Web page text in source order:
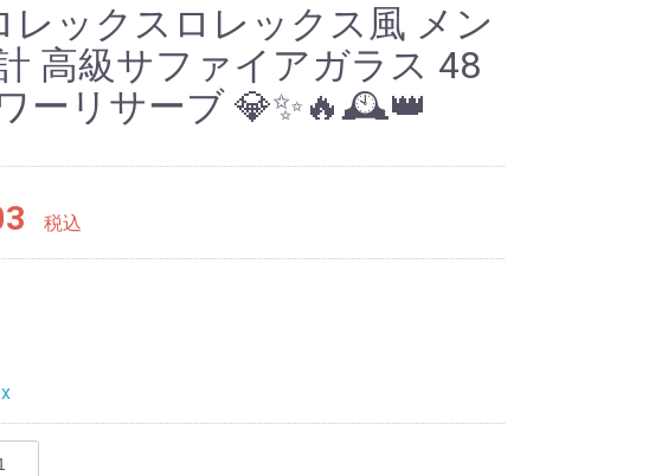
Omega
Rolex
Cartier
Chanel 問い合わせ先
レックスロレックス風 メン
高級サファイアガラス 48
ーリサーブ 💎✨🔥🕰️👑
税込